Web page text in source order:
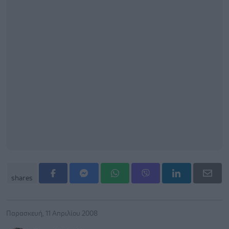
shares
Παρασκευή, 11 Απριλίου 2008